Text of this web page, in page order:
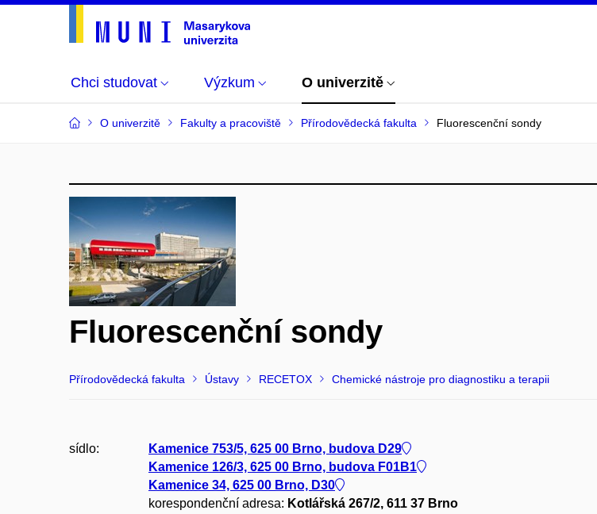
Chci studovat Výzkum O univerzitě
O univerzitě Fakulty a pracoviště Přírodovědecká fakulta Fluorescenční sondy
Fluorescenční sondy
Přírodovědecká fakulta Ústavy RECETOX Chemické nástroje pro diagnostiku a terapii
sídlo:
Kamenice 753/5, 625 00 Brno, budova D29
Kamenice 126/3, 625 00 Brno, budova F01B1
Kamenice 34, 625 00 Brno, D30
korespondenční adresa: Kotlářská 267/2, 611 37 Brno